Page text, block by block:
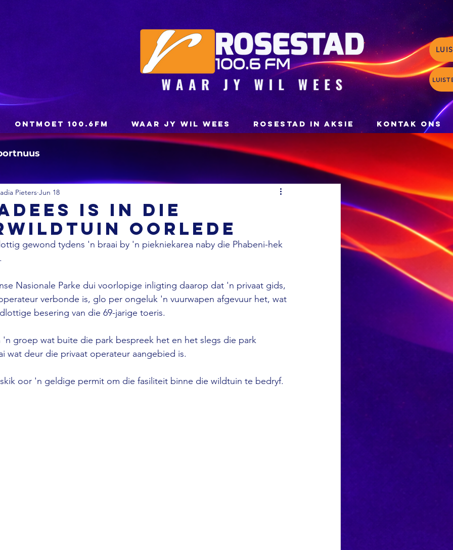
ONTMOET 100.6FM WAAR JY WIL WEES ROSESTAD IN AKSIE KONTAK ONS
is in die
oorlede
Pieters Jun 18
gewond tydens 'n braai by 'n piekniekarea naby die Phabeni-hek
Nasionale Parke dui voorlopige inligting daarop dat 'n privaat gids,
verbonde is, glo per ongeluk 'n vuurwapen afgevuur het, wat
besering van die 69-jarige toeris.
'n groep wat buite die park bespreek het en het slegs die park
wat deur die privaat operateur aangebied is.
oor 'n geldige permit om die fasiliteit binne die wildtuin te bedryf.